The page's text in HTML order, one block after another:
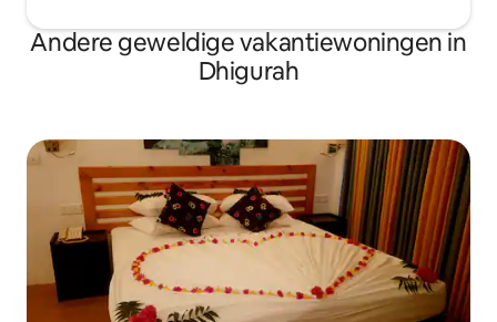
Andere geweldige vakantiewoningen in
Dhigurah